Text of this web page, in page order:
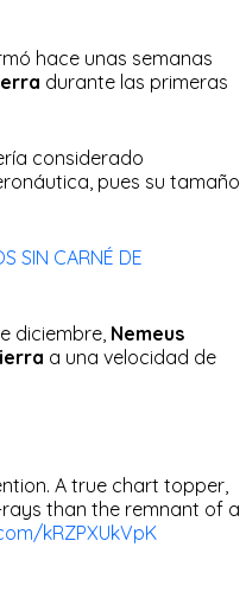
hace unas semanas
durante las primeras
considerado
pues su tamaño
SIN CARNÉ DE
diciembre, Nemeus
a una velocidad de
A true chart topper,
than the remnant of a
kRZPXUkVpK